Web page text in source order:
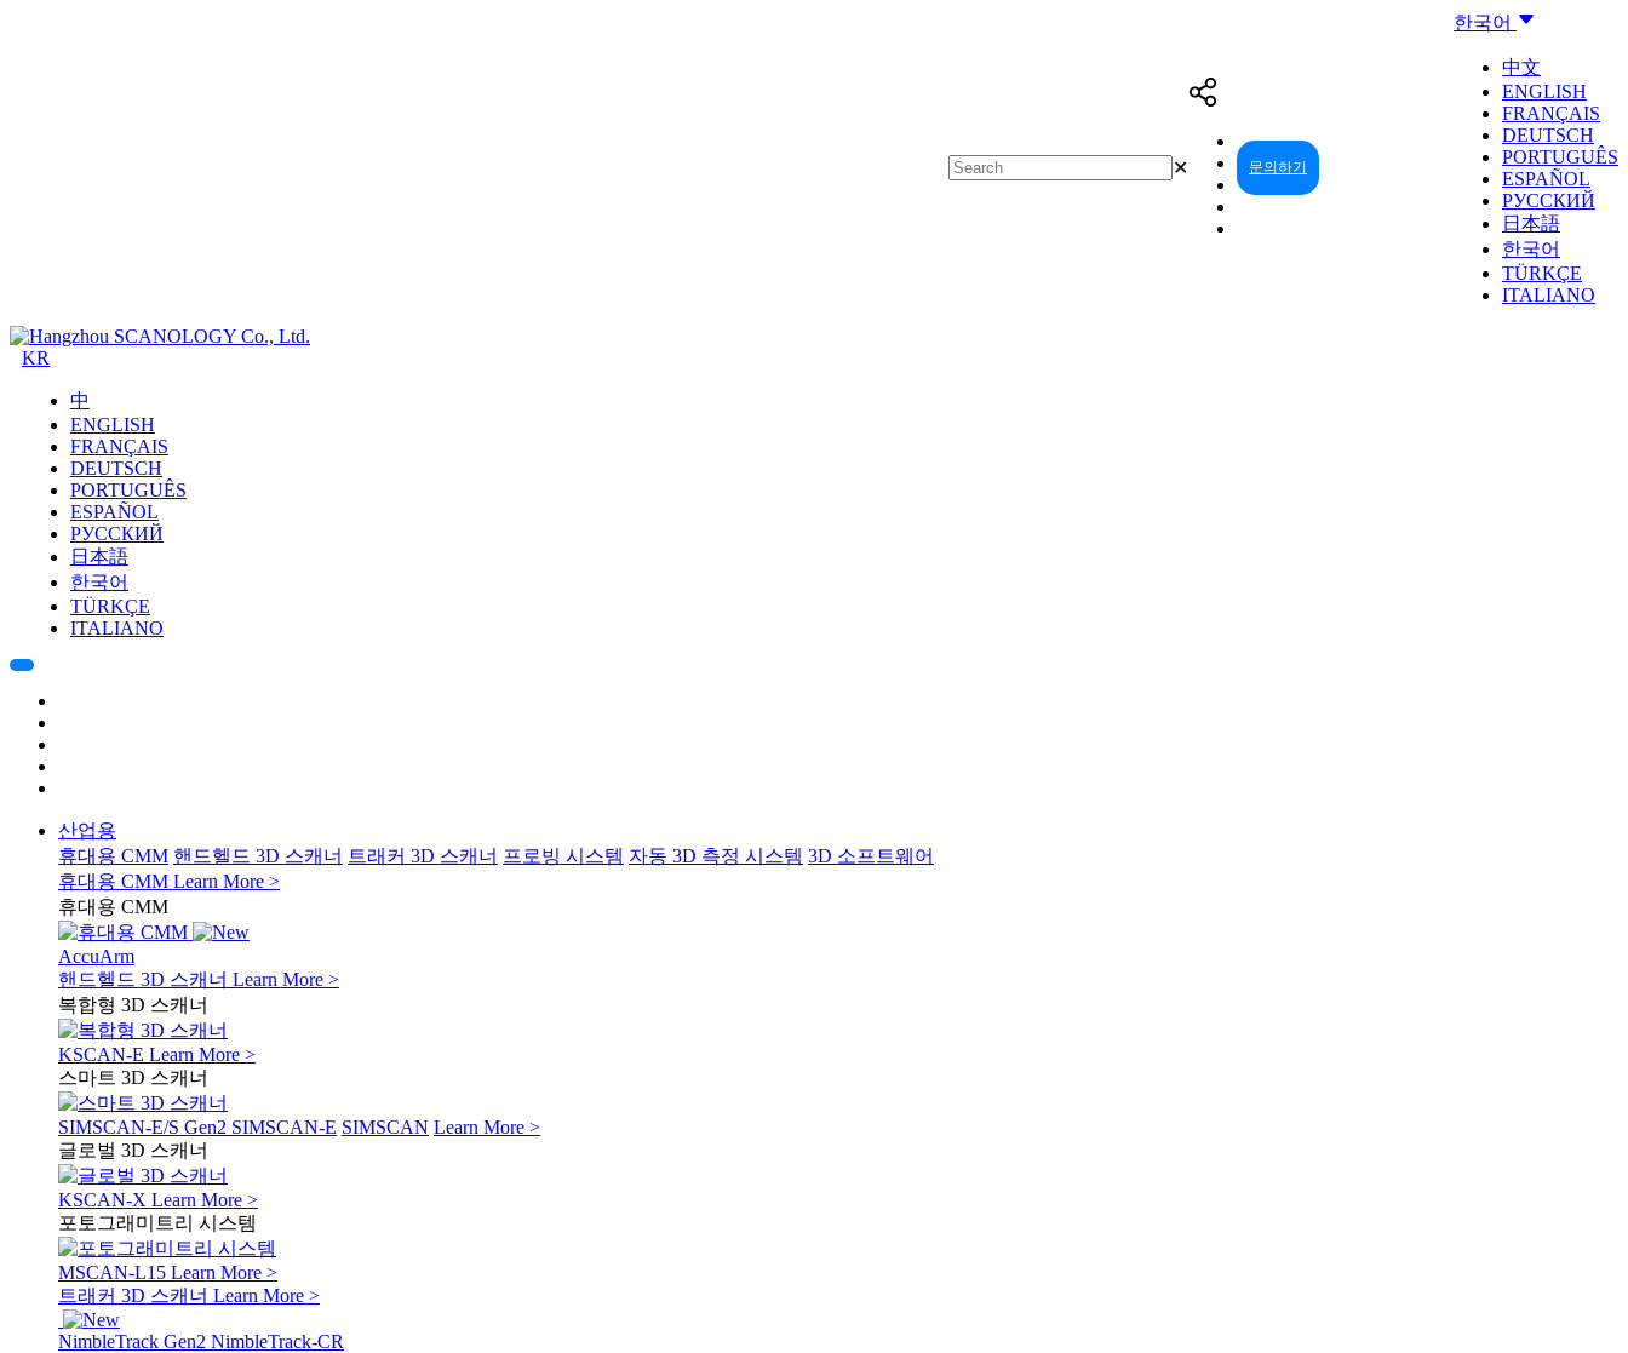
한국어
中文
ENGLISH
FRANÇAIS
DEUTSCH
PORTUGUÊS
ESPAÑOL
РУССКИЙ
日本語
한국어
TÜRKÇE
ITALIANO
문의하기
✕
KR
中
ENGLISH
FRANÇAIS
DEUTSCH
PORTUGUÊS
ESPAÑOL
РУССКИЙ
日本語
한국어
TÜRKÇE
ITALIANO
산업용
휴대용 CMM 핸드헬드 3D 스캐너 트래커 3D 스캐너 프로빙 시스템 자동 3D 측정 시스템 3D 소프트웨어
휴대용 CMM Learn More >
휴대용 CMM
AccuArm
핸드헬드 3D 스캐너 Learn More >
복합형 3D 스캐너
KSCAN-E Learn More >
스마트 3D 스캐너
SIMSCAN-E/S Gen2 SIMSCAN-E SIMSCAN Learn More >
글로벌 3D 스캐너
KSCAN-X Learn More >
포토그래미트리 시스템
MSCAN-L15 Learn More >
트래커 3D 스캐너 Learn More >
NimbleTrack Gen2 NimbleTrack-CR